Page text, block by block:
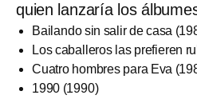
quien lanzaría los
Bailando sin salir de casa
Los caballeros las prefieren
Cuatro hombres para Eva
1990 (1990)